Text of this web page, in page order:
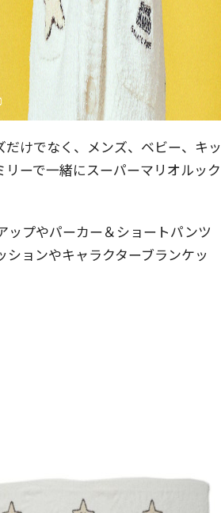
けでなく、メンズ、ベビー、キッ
ーで一緒にスーパーマリオルック
ップやパーカー＆ショートパンツ
ョンやキャラクターブランケッ